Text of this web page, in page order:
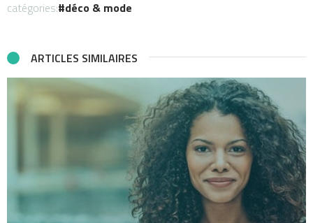
catégories: déco & mode
ARTICLES SIMILAIRES